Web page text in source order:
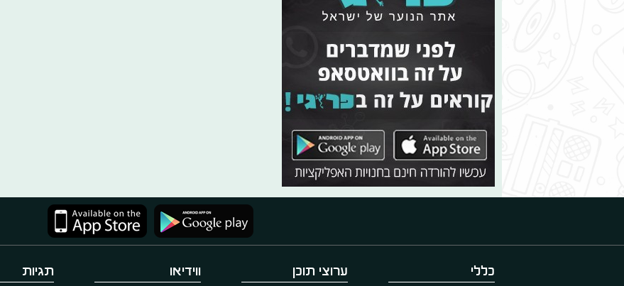
כללי ערוצי תוכן ווידיאו תגיות